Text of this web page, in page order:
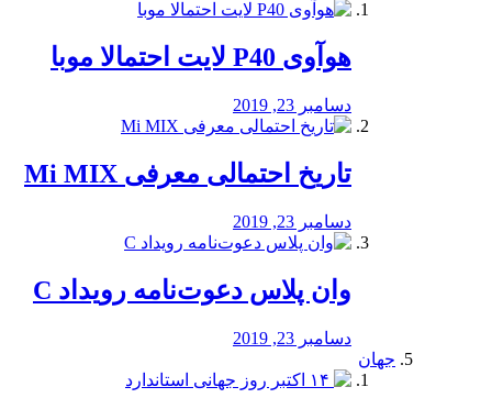
هوآوی P40 لایت احتمالا موبا
دسامبر 23, 2019
تاریخ احتمالی معرفی Mi MIX
دسامبر 23, 2019
وان پلاس دعوت‌نامه رویداد C
دسامبر 23, 2019
جهان